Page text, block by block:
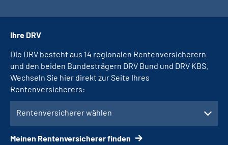
Ihre DRV
Die DRV besteht aus 14 regionalen Rentenversicherern
und den beiden Bundesträgern DRV Bund und DRV KBS.
Wechseln Sie hier direkt zur Seite Ihres
Rentenversicherers:
Rentenversicherer wählen
Meinen Rentenversicherer finden